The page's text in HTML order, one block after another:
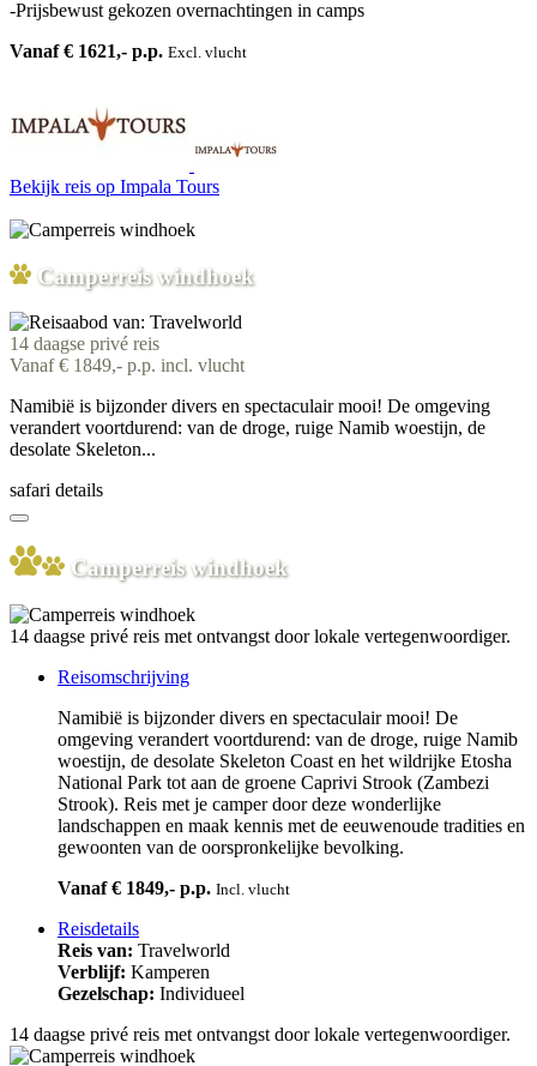
-Prijsbewust gekozen overnachtingen in camps
Vanaf € 1621,- p.p. Excl. vlucht
Bekijk reis op Impala Tours
Camperreis windhoek
14 daagse privé reis
Vanaf € 1849,- p.p. incl. vlucht
Namibië is bijzonder divers en spectaculair mooi! De omgeving
verandert voortdurend: van de droge, ruige Namib woestijn, de
desolate Skeleton...
safari details
Camperreis windhoek
14 daagse privé reis met ontvangst door lokale vertegenwoordiger.
Reisomschrijving
Namibië is bijzonder divers en spectaculair mooi! De
omgeving verandert voortdurend: van de droge, ruige Namib
woestijn, de desolate Skeleton Coast en het wildrijke Etosha
National Park tot aan de groene Caprivi Strook (Zambezi
Strook). Reis met je camper door deze wonderlijke
landschappen en maak kennis met de eeuwenoude tradities en
gewoonten van de oorspronkelijke bevolking.
Vanaf € 1849,- p.p. Incl. vlucht
Reisdetails
Reis van: Travelworld
Verblijf: Kamperen
Gezelschap: Individueel
14 daagse privé reis met ontvangst door lokale vertegenwoordiger.